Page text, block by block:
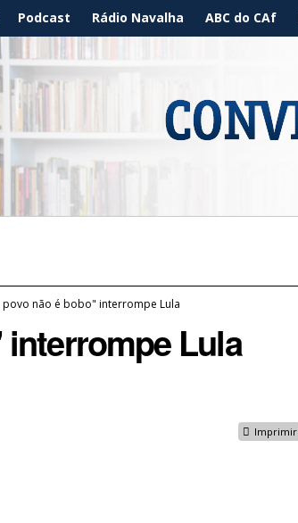
Podcast Rádio Navalha ABC do CAf
povo não é bobo" interrompe Lula
Lula
Imprimir